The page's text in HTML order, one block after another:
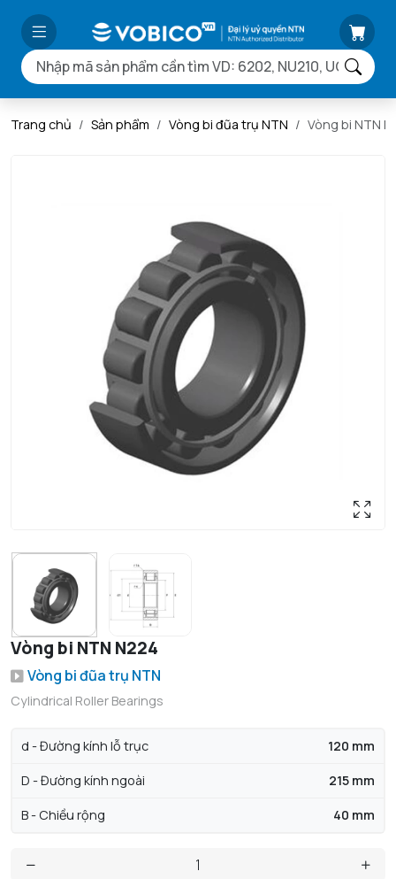
Trang chủ Sản phẩm Vòng bi đũa trụ NTN Vòng bi NTN
Vòng bi NTN N224
Vòng bi đũa trụ NTN
Cylindrical Roller Bearings
d - Đường kính lỗ trục 120 mm
D - Đường kính ngoài 215 mm
B - Chiều rộng 40 mm